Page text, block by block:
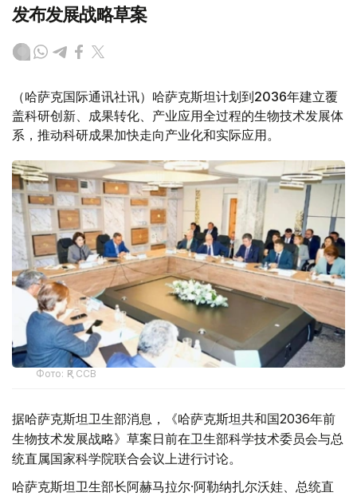
发布发展战略草案
（哈萨克国际通讯社讯）哈萨克斯坦计划到2036年建立覆
盖科研创新、成果转化、产业应用全过程的生物技术发展体
系，推动科研成果加快走向产业化和实际应用。
Фото: ҚР ССВ
据哈萨克斯坦卫生部消息，《哈萨克斯坦共和国2036年前
生物技术发展战略》草案日前在卫生部科学技术委员会与总
统直属国家科学院联合会议上进行讨论。
哈萨克斯坦卫生部长阿赫马拉尔·阿勒纳扎尔沃娃、总统直